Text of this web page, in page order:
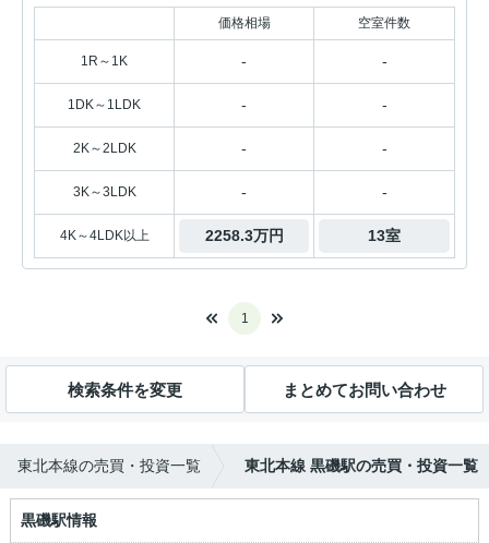
価格相場 空室件数
1R～1K - -
1DK～1LDK - -
2K～2LDK - -
3K～3LDK - -
4K～4LDK以上 2258.3万円 13室
1
検索条件を変更 まとめてお問い合わせ
東北本線の売買・投資一覧 東北本線 黒磯駅の売買・投資一覧
黒磯駅情報